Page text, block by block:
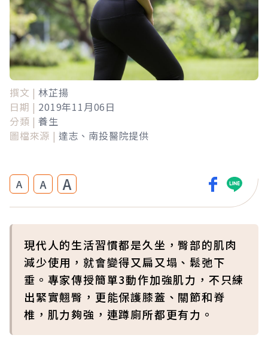
撰文 | 林芷揚
日期 | 2019年11月06日
分類 | 養生
圖檔來源 | 達志、南投醫院提供
A A A
現代人的生活習慣都是久坐，臀部的肌肉
減少使用，就會變得又扁又塌、鬆弛下
垂。專家傳授簡單3動作加強肌力，不只練
出緊實翹臀，更能保護膝蓋、關節和脊
椎，肌力夠強，連蹲廁所都更有力。